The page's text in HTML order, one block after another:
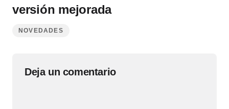
versión mejorada
NOVEDADES
Deja un comentario